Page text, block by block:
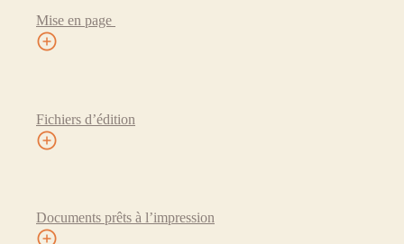
Mise en page
Fichiers d’édition
Documents prêts à l’impression